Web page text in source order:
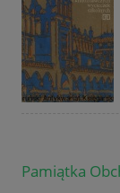
Pamiątka